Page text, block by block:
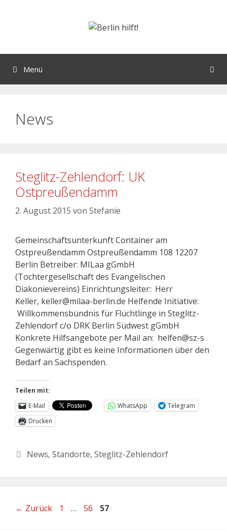
Menü
News
Steglitz-Zehlendorf: UK
Ostpreußendamm
2. August 2015 von Stefanie
Gemeinschaftsunterkunft Container am
Ostpreußendamm Ostpreußendamm 108 12207
Berlin Betreiber: MILaa gGmbH
(Tochtergesellschaft des Evangelischen
Diakonievereins) Einrichtungsleiter: Herr
Keller, keller@milaa-berlin.de Helfende Initiative:
Willkommensbündnis für Flüchtlinge in Steglitz-
Zehlendorf c/o DRK Berlin Südwest gGmbH
Konkrete Hilfsangebote per Mail an: helfen@sz-s
Gegenwärtig gibt es keine Informationen über den
Bedarf an Sachspenden.
Teilen mit:
E-Mail
WhatsApp
Telegram
Drucken
News, Standorte, Steglitz-Zehlendorf
← Zurück 1 … 56 57